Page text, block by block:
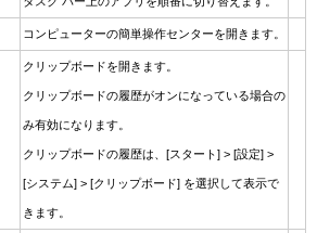
コンピューターの簡単操作センターを開きます。
クリップボードを開きます。
クリップボードの履歴がオンになっている場合の
み有効になります。
クリップボードの履歴は、[スタート] > [設定] >
[システム] > [クリップボード] を選択して表示で
きます。